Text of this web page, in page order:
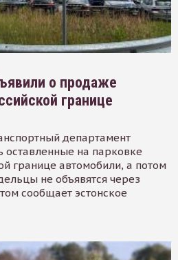
о продаже
границе
департамент
оставленные на парковке
границе автомобили, а потом
не объявятся через
сообщает эстонское